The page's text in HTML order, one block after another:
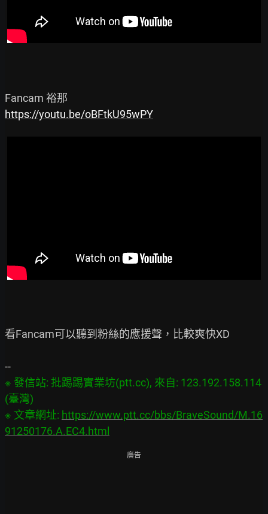
https://youtu.be/oBFtkU95wPY
看Fancam可以聽到粉絲的應援聲，比較爽快XD
※ 發信站: 批踢踢實業坊(ptt.cc), 來自: 123.192.158.114
(臺灣)
※ 文章網址: https://www.ptt.cc/bbs/BraveSound/M.16
91250176.A.EC4.html
廣告